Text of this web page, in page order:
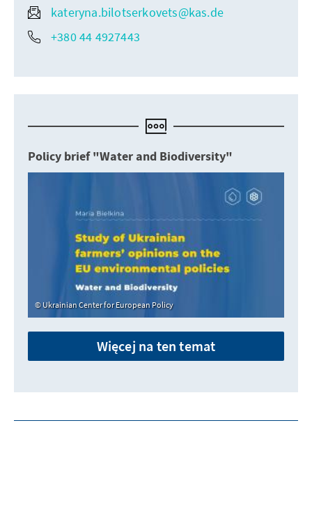
kateryna.bilotserkovets@kas.de
+380 44 4927443
Policy brief "Water and Biodiversity"
Ukrainian Center for European Policy
Więcej na ten temat